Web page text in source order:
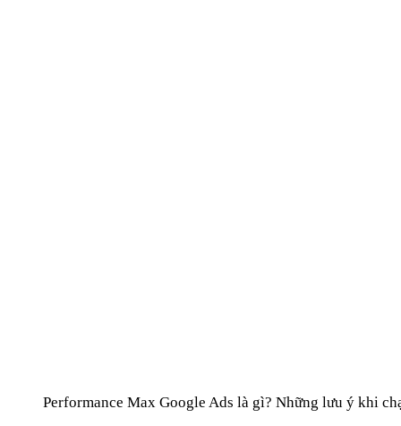
Performance Max Google Ads là gì? Những lưu ý khi